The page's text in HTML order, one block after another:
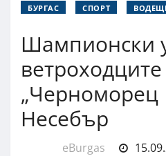
БУРГАС СПОРТ
Шампионски
„Черноморец
Несебър
eBurgas